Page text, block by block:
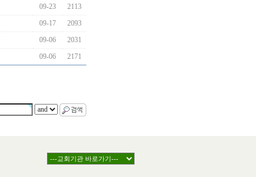
09-23
2113
09-17
2093
09-06
2031
09-06 2171